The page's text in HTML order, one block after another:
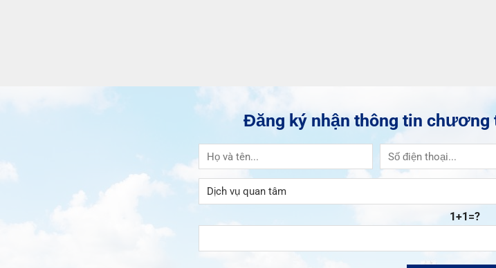
Đăng ký nhận thông tin chương
1+1=?